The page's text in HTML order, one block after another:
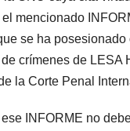
mencionado
se ha
crímenes de
la Corte Penal
INFORME no